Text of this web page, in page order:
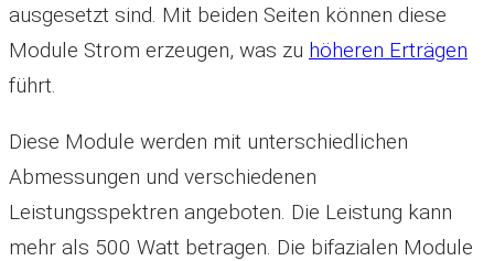
ausgesetzt sind. Mit beiden Seiten können diese
Module Strom erzeugen, was zu höheren Erträgen
führt.
Diese Module werden mit unterschiedlichen
Abmessungen und verschiedenen
Leistungsspektren angeboten. Die Leistung kann
mehr als 500 Watt betragen. Die bifazialen Module